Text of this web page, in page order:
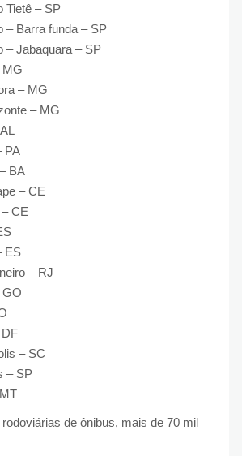
Tietê – SP
– Barra funda – SP
– Jabaquara – SP
MG
– MG
– MG
PA
BA
– CE
CE
ES
– RJ
GO
– SC
– SP
de ônibus, mais de 70 mil